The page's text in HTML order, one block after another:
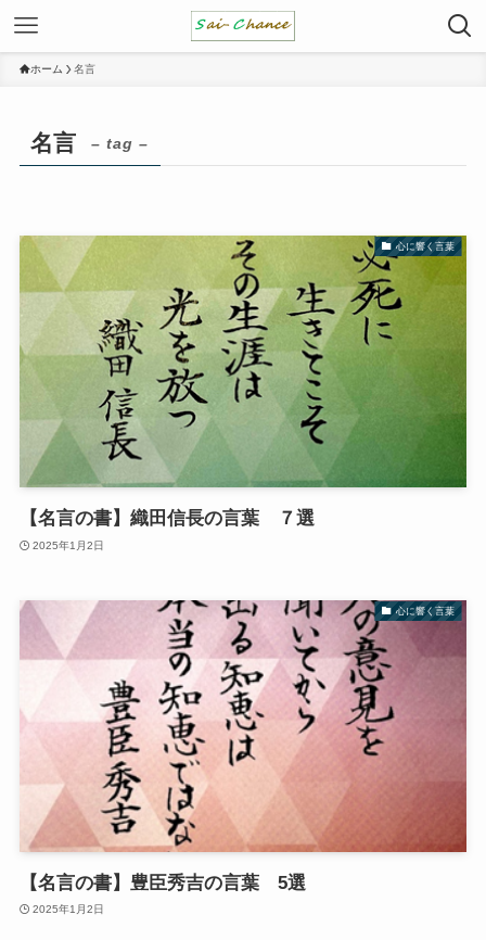
ホーム 名言
名言 – tag –
心に響く言葉
【名言の書】織田信長の言葉 ７選
2025年1月2日
心に響く言葉
【名言の書】豊臣秀吉の言葉 5選
2025年1月2日